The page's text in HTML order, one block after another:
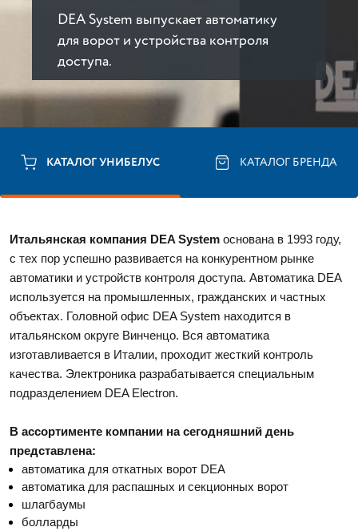
DEA System выпускает автоматику
для ворот и устройства контроля
доступа.
КАТАЛОГ УНИБЕЛУС КАТАЛОГ БРЕНДА
Итальянская компания DEA System основана в 1993 году,
с тех пор успешно развивается на конкурентном рынке
автоматики и устройств контроля доступа. Автоматика DEA
используется на промышленных, гражданских и частных
объектах. Головной офис DEA System находится в
итальянском округе Винченцо. Вся автоматика
изготавливается в Италии, проходит жесткий контроль
качества. Электроника разрабатывается специальным
подразделением DEA Electron.
В ассортименте компании на сегодняшний день
представлена:
автоматика для откатных ворот DEA
автоматика для распашных и секционных ворот
шлагбаумы
болларды